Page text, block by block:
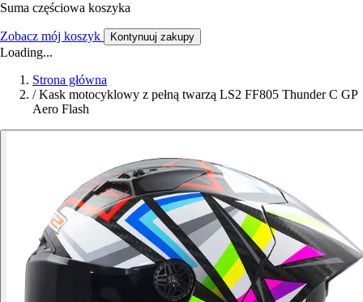
Suma częściowa koszyka
Zobacz mój koszyk Kontynuuj zakupy
Loading...
Strona główna
/ Kask motocyklowy z pełną twarzą LS2 FF805 Thunder C GP
Aero Flash